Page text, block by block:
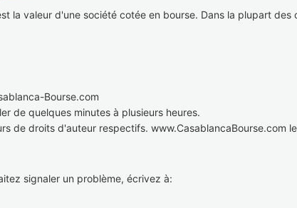
la valeur d'une société cotée en bourse. Dans la plupart
Bourse.com
de quelques minutes à plusieurs heures.
de droits d'auteur respectifs. www.CasablancaBourse.com
signaler un problème, écrivez à: